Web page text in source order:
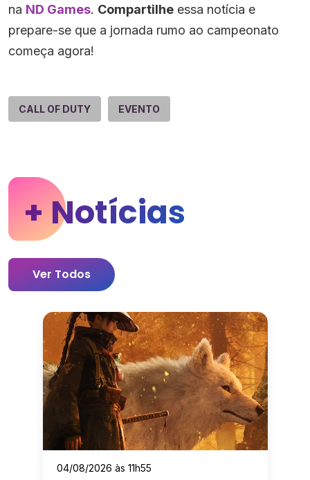
na ND Games. Compartilhe essa notícia e
prepare-se que a jornada rumo ao campeonato
começa agora!
CALL OF DUTY EVENTO
+ Notícias
Ver Todos
04/08/2026 às 11h55